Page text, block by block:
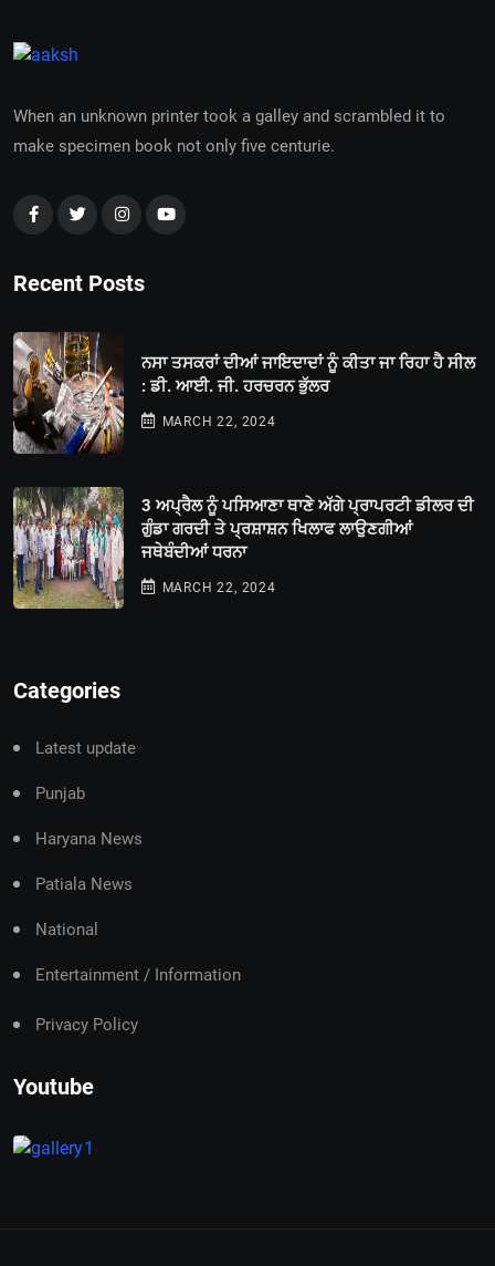
When an unknown printer took a galley and scrambled it to
make specimen book not only five centurie.
Recent Posts
ਨਸਾ ਤਸਕਰਾਂ ਦੀਆਂ ਜਾਇਦਾਦਾਂ ਨੂੰ ਕੀਤਾ ਜਾ ਰਿਹਾ ਹੈ ਸੀਲ
: ਡੀ. ਆਈ. ਜੀ. ਹਰਚਰਨ ਭੁੱਲਰ
MARCH 22, 2024
3 ਅਪ੍ਰੈਲ ਨੂੰ ਪਸਿਆਣਾ ਥਾਣੇ ਅੱਗੇ ਪ੍ਰਾਪਰਟੀ ਡੀਲਰ ਦੀ
ਗੁੰਡਾ ਗਰਦੀ ਤੇ ਪ੍ਰਸ਼ਾਸ਼ਨ ਖਿਲਾਫ ਲਾਉਣਗੀਆਂ
ਜਥੇਬੰਦੀਆਂ ਧਰਨਾ
MARCH 22, 2024
Categories
Latest update
Punjab
Haryana News
Patiala News
National
Entertainment / Information
Privacy Policy
Youtube